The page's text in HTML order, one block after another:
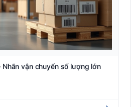
(Woven/Satin xuất khẩu)
19
Nhãn vận chuyển số lượng lớn